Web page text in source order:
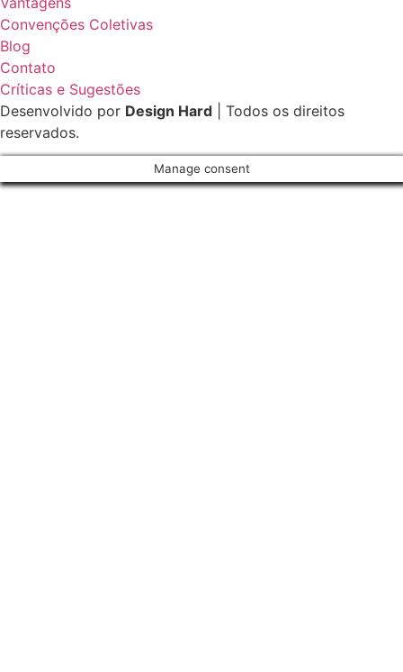
Convenções Coletivas
Blog
Contato
Críticas e Sugestões
Desenvolvido por Design Hard | Todos os direitos
reservados.
Manage consent